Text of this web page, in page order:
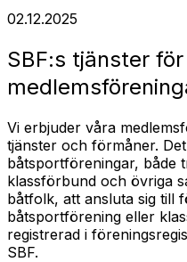
02.12.2025
SBF:s tjänster för
Vi erbjuder våra
tjänster och förmåner.
båtsportföreningar, både
klassförbund och övriga
båtfolk, att ansluta sig till
båtsportförening eller
registrerad i
SBF.